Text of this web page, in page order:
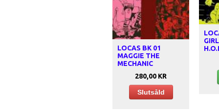
LOCAS BK 01
MAGGIE THE
MECHANIC
280,00 KR
Slutsåld